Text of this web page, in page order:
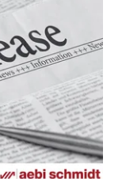
in and around
achieves
and has a clear